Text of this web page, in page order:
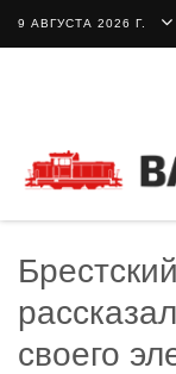
9 АВГУСТА 2026 Г.
своего